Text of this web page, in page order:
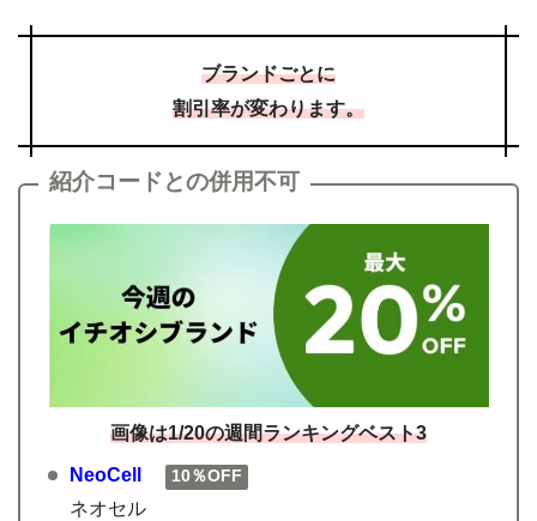
ブランドごとに
割引率が変わります。
紹介コードとの併用不可
画像は1/20の週間ランキングベスト3
NeoCell 10％OFF
ネオセル